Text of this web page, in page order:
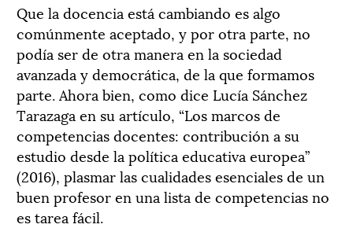
Que la docencia está cambiando es algo
comúnmente aceptado, y por otra parte, no
podía ser de otra manera en la sociedad
avanzada y democrática, de la que formamos
parte. Ahora bien, como dice Lucía Sánchez
Tarazaga en su artículo, “Los marcos de
competencias docentes: contribución a su
estudio desde la política educativa europea”
(2016), plasmar las cualidades esenciales de un
buen profesor en una lista de competencias no
es tarea fácil.